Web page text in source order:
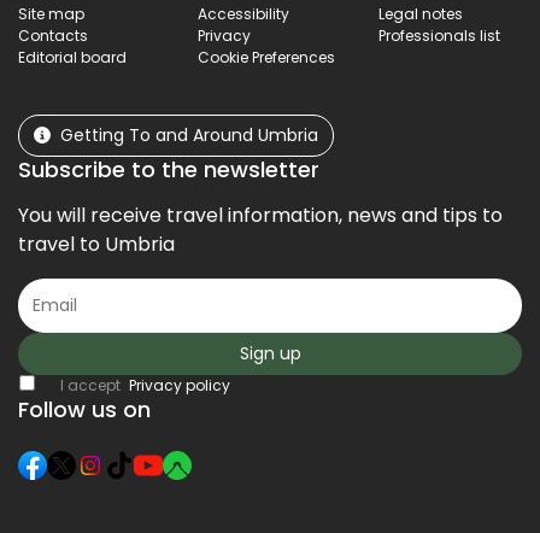
Site map Accessibility
Legal notes
Contacts
Privacy
Professionals list
Editorial board
Cookie Preferences
Getting To and Around Umbria
Subscribe to the newsletter
You will receive travel information, news and tips to
travel to Umbria
Sign up
I accept Privacy policy
Follow us on